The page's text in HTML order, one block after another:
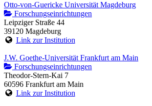
Otto-von-Guericke Universität Magdeburg
Forschungseinrichtungen
Leipziger Straße 44
39120 Magdeburg
Link zur Institution
J.W. Goethe-Universität Frankfurt am Main
Forschungseinrichtungen
Theodor-Stern-Kai 7
60596 Frankfurt am Main
Link zur Institution